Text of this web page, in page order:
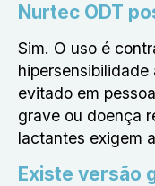
Nurtec ODT
Sim. O uso é
evitado em
grave ou doença
lactantes exigem
Existe versão